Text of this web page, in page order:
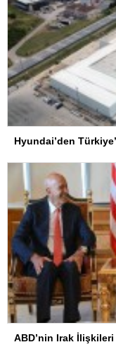
ABD’nin Irak